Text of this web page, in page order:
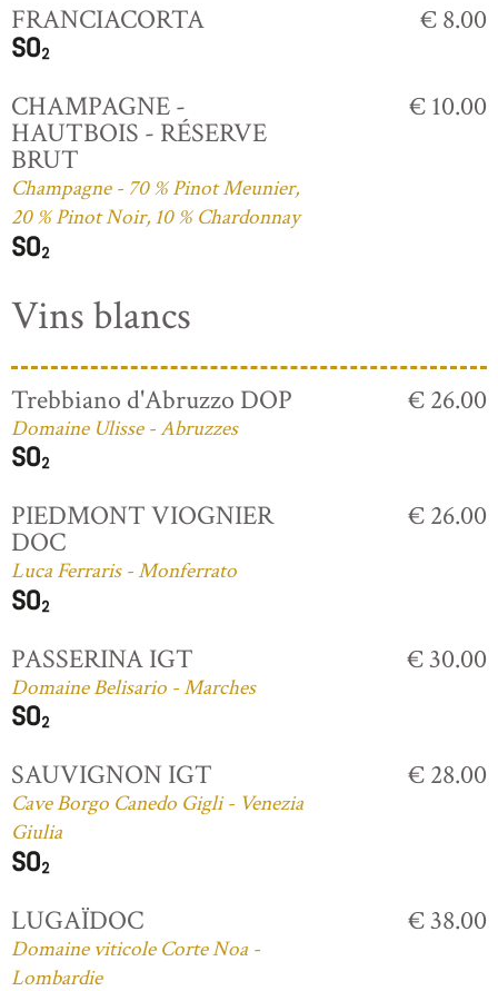
FRANCIACORTA € 8.00
CHAMPAGNE -
HAUTBOIS - RÉSERVE
BRUT
Champagne - 70 % Pinot Meunier,
20 % Pinot Noir, 10 % Chardonnay
€ 10.00
Vins blancs
Trebbiano d'Abruzzo DOP
Domaine Ulisse - Abruzzes
€ 26.00
PIEDMONT VIOGNIER
DOC
Luca Ferraris - Monferrato
€ 26.00
PASSERINA IGT
Domaine Belisario - Marches
€ 30.00
SAUVIGNON IGT
Cave Borgo Canedo Gigli - Venezia
Giulia
€ 28.00
LUGAÏDOC
Domaine viticole Corte Noa -
Lombardie
€ 38.00